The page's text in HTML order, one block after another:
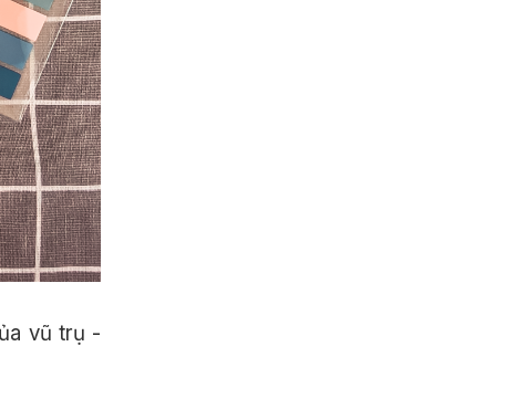
vũ trụ -